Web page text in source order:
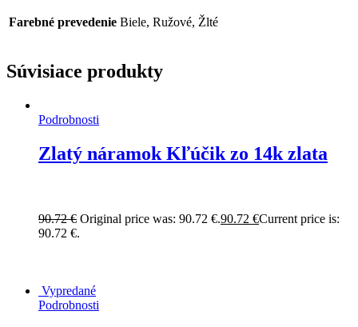
Farebné prevedenie Biele, Ružové, Žlté
Súvisiace produkty
Podrobnosti
Zlatý náramok Kľúčik zo 14k zlata
90.72€ Original price was: 90.72 €.90.72 €Current price is:
90.72 €.
Vypredané
Podrobnosti